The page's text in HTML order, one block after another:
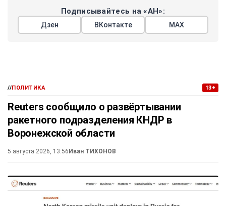
Подписывайтесь на «АН»:
Дзен ВКонтакте МАХ
//ПОЛИТИКА 13+
Reuters сообщило о развёртывании
ракетного подразделения КНДР в
Воронежской области
5 августа 2026, 13:56 Иван ТИХОНОВ